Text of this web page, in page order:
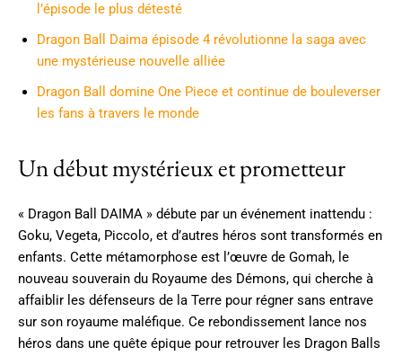
l’épisode le plus détesté
Dragon Ball Daima épisode 4 révolutionne la saga avec
une mystérieuse nouvelle alliée
Dragon Ball domine One Piece et continue de bouleverser
les fans à travers le monde
Un début mystérieux et prometteur
« Dragon Ball DAIMA » débute par un événement inattendu :
Goku, Vegeta, Piccolo, et d’autres héros sont transformés en
enfants. Cette métamorphose est l’œuvre de Gomah, le
nouveau souverain du Royaume des Démons, qui cherche à
affaiblir les défenseurs de la Terre pour régner sans entrave
sur son royaume maléfique. Ce rebondissement lance nos
héros dans une quête épique pour retrouver les Dragon Balls